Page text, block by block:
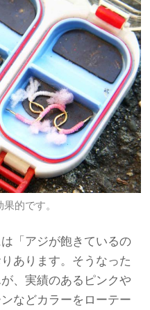
的です。
「アジが飽きているの
あります。そうなった
、実績のあるピンクや
などカラーをローテー